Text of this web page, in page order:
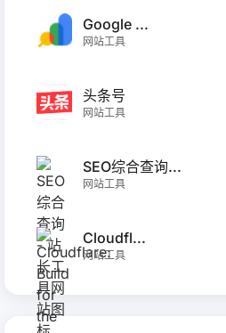
Google ...
网站工具
头条号
网站工具
SEO综合查询...
网站工具
Cloudfl...
网站工具